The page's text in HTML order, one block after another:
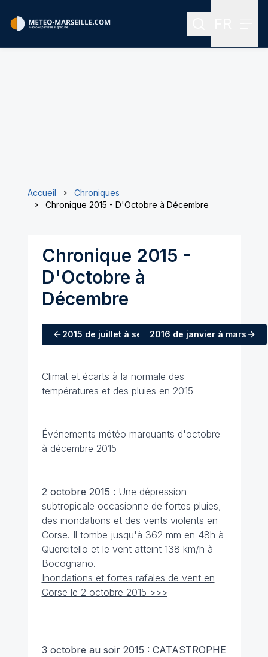
Rechercher
Accueil
Chroniques
Chronique 2015 - D'Octobre à Décembre
Chronique 2015 -
D'Octobre à
Décembre
2015 de juillet à septembre
2016 de janvier à mars
Climat et écarts à la normale des
températures et des pluies en 2015
Événements météo marquants d'octobre
à décembre 2015
2 octobre 2015 : Une dépression
subtropicale occasionne de fortes pluies,
des inondations et des vents violents en
Corse. Il tombe jusqu'à 362 mm en 48h à
Quercitello et le vent atteint 138 km/h à
Bocognano.
Inondations et fortes rafales de vent en
Corse le 2 octobre 2015 >>>
3 octobre au soir 2015 : CATASTROPHE